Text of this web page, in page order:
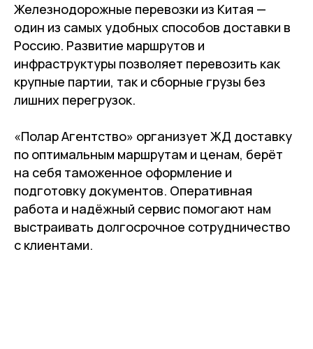
Железнодорожные перевозки из Китая —
один из самых удобных способов доставки в
Россию. Развитие маршрутов и
инфраструктуры позволяет перевозить как
крупные партии, так и сборные грузы без
лишних перегрузок.
«Полар Агентство» организует ЖД доставку
по оптимальным маршрутам и ценам, берёт
на себя таможенное оформление и
подготовку документов. Оперативная
работа и надёжный сервис помогают нам
выстраивать долгосрочное сотрудничество
с клиентами.